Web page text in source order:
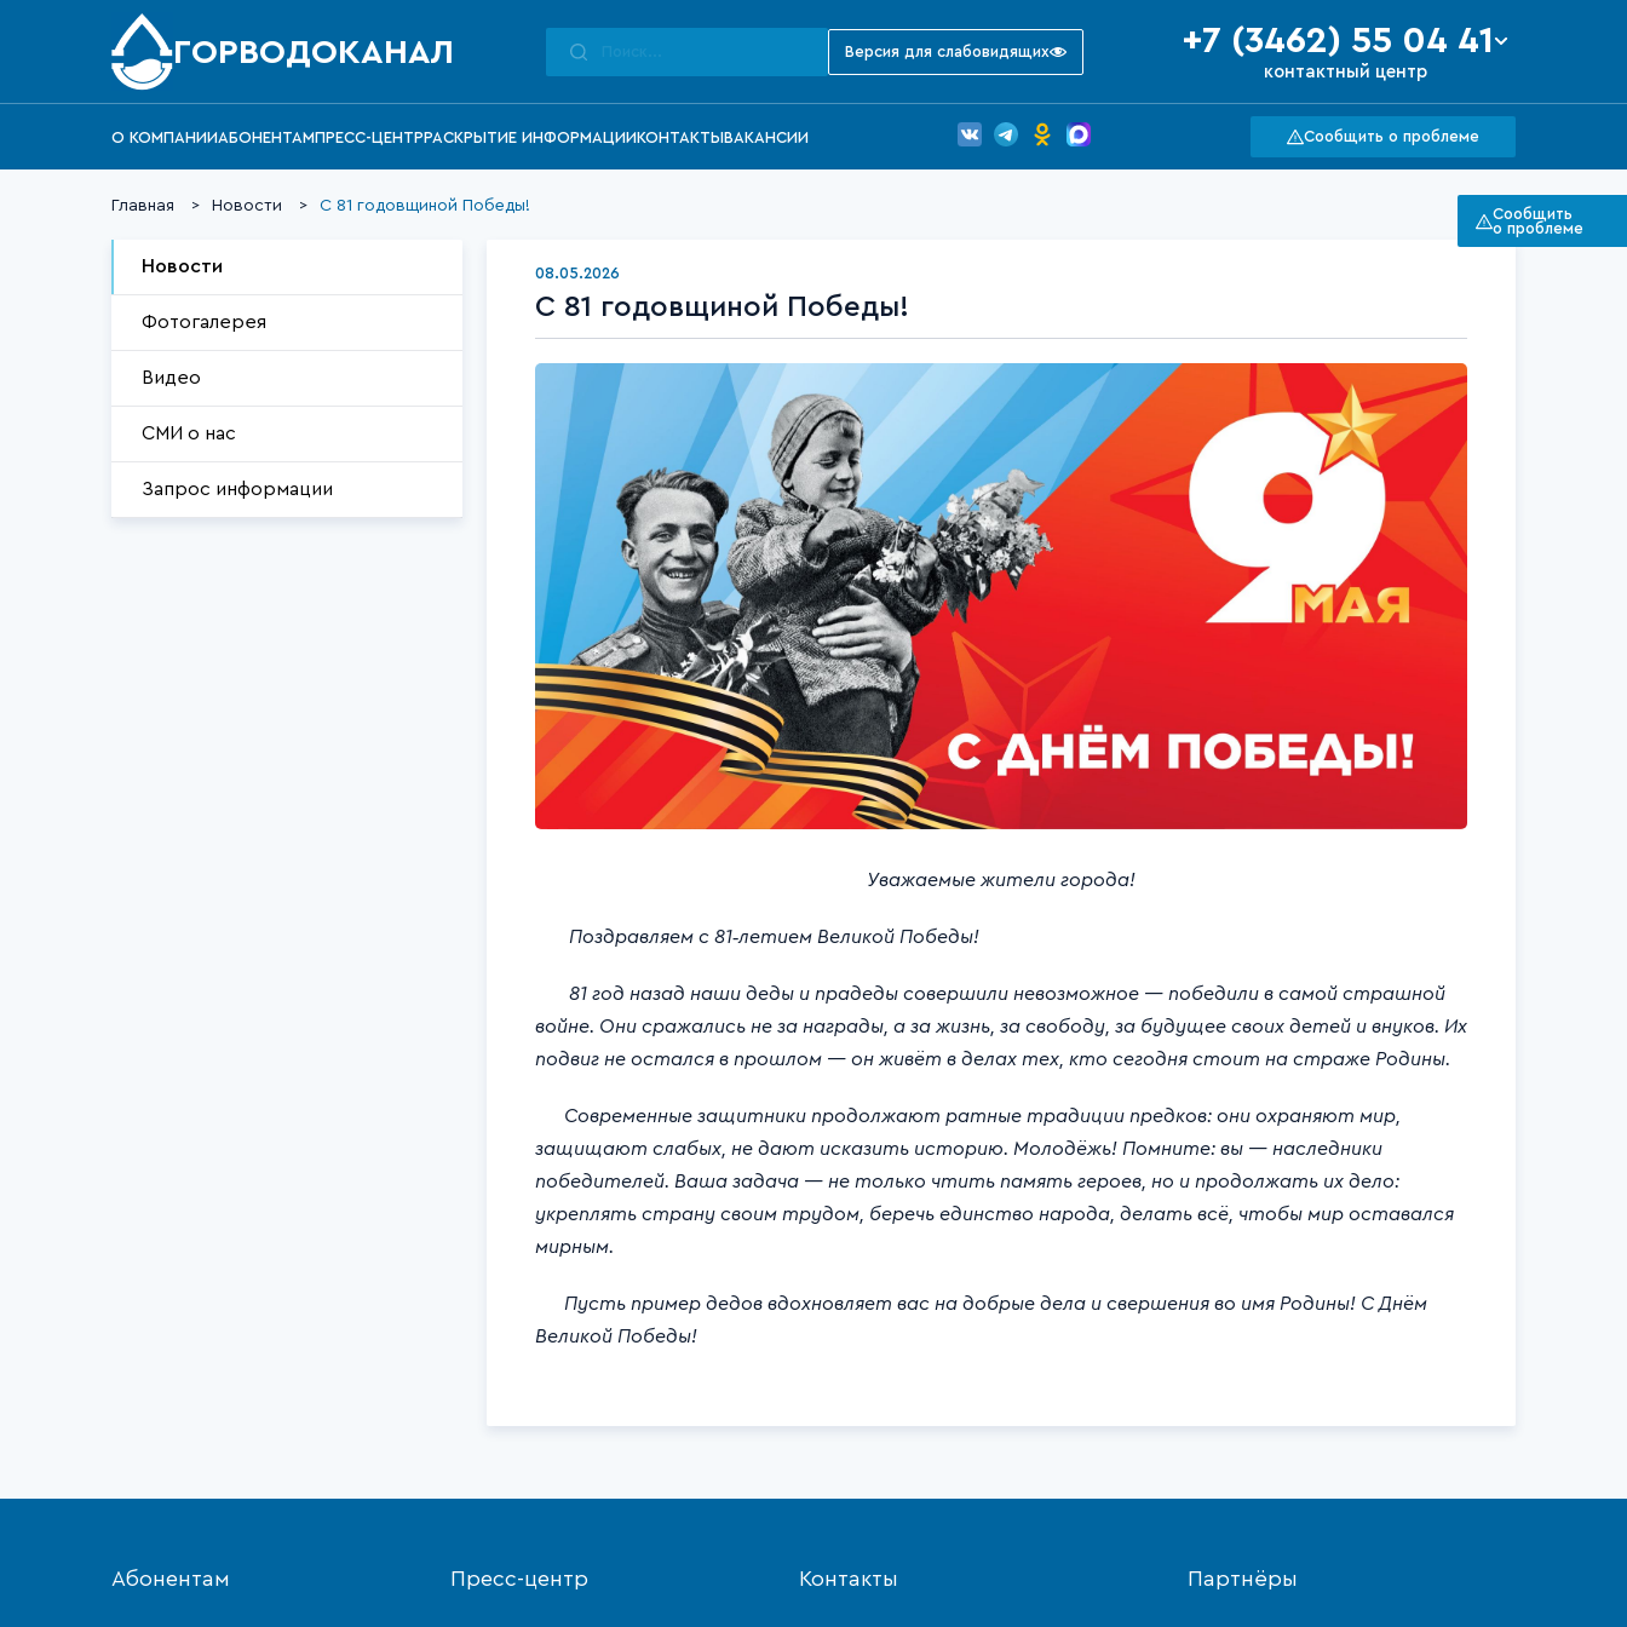
ГОРВОДОКАНАЛ Версия для слабовидящих +7 (3462) 55 04 41
контактный центр
О КОМПАНИИАБОНЕНТАМПРЕСС-ЦЕНТРРАСКРЫТИЕ ИНФОРМАЦИИКОНТАКТЫВАКАНСИИ Сообщить о проблеме
Главная Новости С 81 годовщиной Победы!
Новости
Фотогалерея
Видео
СМИ о нас
Запрос информации
08.05.2026
С 81 годовщиной Победы!
Уважаемые жители города!
Поздравляем с 81‑летием Великой Победы!
81 год назад наши деды и прадеды совершили невозможное — победили в самой страшной
войне. Они сражались не за награды, а за жизнь, за свободу, за будущее своих детей и внуков. Их
подвиг не остался в прошлом — он живёт в делах тех, кто сегодня стоит на страже Родины.
Современные защитники продолжают ратные традиции предков: они охраняют мир,
защищают слабых, не дают исказить историю. Молодёжь! Помните: вы — наследники
победителей. Ваша задача — не только чтить память героев, но и продолжать их дело:
укреплять страну своим трудом, беречь единство народа, делать всё, чтобы мир оставался
мирным.
Пусть пример дедов вдохновляет вас на добрые дела и свершения во имя Родины! С Днём
Великой Победы!
Абонентам Пресс-центр Контакты Партнёры
Сообщить
о проблеме